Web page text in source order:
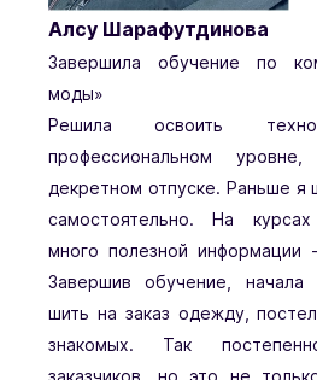
Алсу Шарафутдинова
Завершила обучение по
моды»
Решила освоить
профессиональном
декретном отпуске. Раньше я
самостоятельно. На
много полезной
Завершив обучение, начала
шить на заказ одежду,
знакомых. Так
заказчиков, но это не